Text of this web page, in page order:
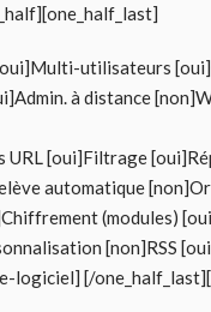
utilisateurs
à distance
URL [oui]Filtrage
automatique
(modules)
[non]RSS
logiciel] [/